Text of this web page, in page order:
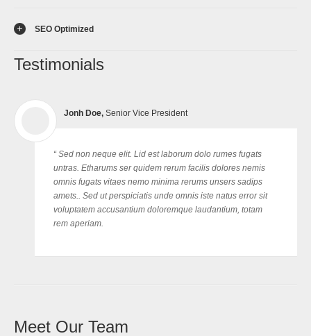
SEO Optimized
Testimonials
Jonh Doe, Senior Vice President
“ Sed non neque elit. Lid est laborum dolo rumes fugats
untras. Etharums ser quidem rerum facilis dolores nemis
omnis fugats vitaes nemo minima rerums unsers sadips
amets.. Sed ut perspiciatis unde omnis iste natus error sit
voluptatem accusantium doloremque laudantium, totam
rem aperiam.
Meet Our Team